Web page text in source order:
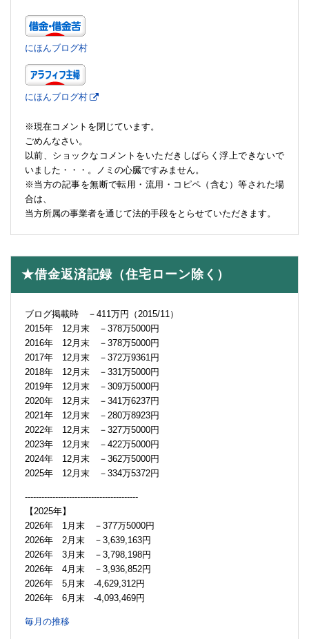
にほんブログ村
にほんブログ村
※現在コメントを閉じています。
ごめんなさい。
以前、ショックなコメントをいただきしばらく浮上できないで
いました・・・。ノミの心臓ですみません。
※当方の記事を無断で転用・流用・コピペ（含む）等された場
合は、
当方所属の事業者を通じて法的手段をとらせていただきます。
★借金返済記録（住宅ローン除く）
ブログ掲載時 －411万円（2015/11）
2015年 12月末 －378万5000円
2016年 12月末 －378万5000円
2017年 12月末 －372万9361円
2018年 12月末 －331万5000円
2019年 12月末 －309万5000円
2020年 12月末 －341万6237円
2021年 12月末 －280万8923円
2022年 12月末 －327万5000円
2023年 12月末 －422万5000円
2024年 12月末 －362万5000円
2025年 12月末 －334万5372円
-----------------------------------------
【2025年】
2026年 1月末 －377万5000円
2026年 2月末 －3,639,163円
2026年 3月末 －3,798,198円
2026年 4月末 －3,936,852円
2026年 5月末 -4,629,312円
2026年 6月末 -4,093,469円
毎月の推移